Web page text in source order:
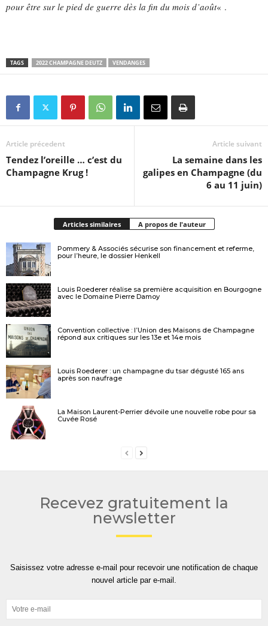
pour être sur le pied de guerre dès la fin du mois d’août« .
TAGS 2022 CHAMPAGNE DEUTZ VENDANGES
Article précedent
Tendez l’oreille … c’est du
Champagne Krug !
Article suivant
La semaine dans les
galipes en Champagne (du
6 au 11 juin)
Articles similaires A propos de l'auteur
Pommery & Associés sécurise son financement et referme,
pour l’heure, le dossier Henkell
Louis Roederer réalise sa première acquisition en Bourgogne
avec le Domaine Pierre Damoy
Convention collective : l’Union des Maisons de Champagne
répond aux critiques sur les 13e et 14e mois
Louis Roederer : un champagne du tsar dégusté 165 ans
après son naufrage
La Maison Laurent-Perrier dévoile une nouvelle robe pour sa
Cuvée Rosé
Recevez gratuitement la
newsletter
Saisissez votre adresse e-mail pour recevoir une notification de chaque
nouvel article par e-mail.